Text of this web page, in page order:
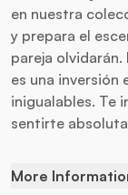
en nuestra
y prepara el
pareja
es una inversión
inigualables. Te
sentirte
More